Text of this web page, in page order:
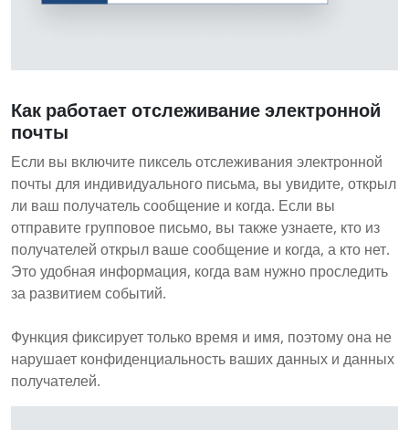
Как работает отслеживание электронной
почты
Если вы включите пиксель отслеживания электронной
почты для индивидуального письма, вы увидите, открыл
ли ваш получатель сообщение и когда. Если вы
отправите групповое письмо, вы также узнаете, кто из
получателей открыл ваше сообщение и когда, а кто нет.
Это удобная информация, когда вам нужно проследить
за развитием событий.
Функция фиксирует только время и имя, поэтому она не
нарушает конфиденциальность ваших данных и данных
получателей.